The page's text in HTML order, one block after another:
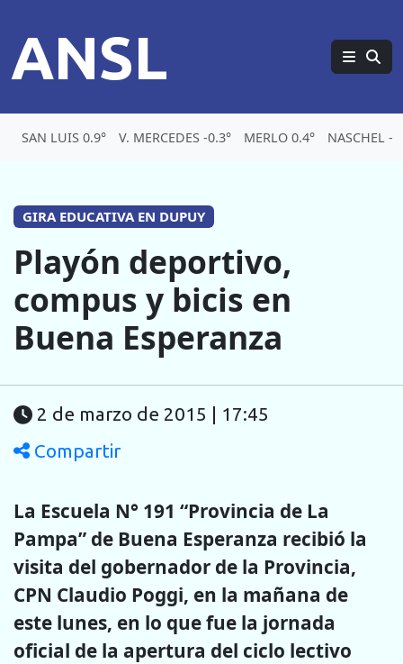
ANSL
SAN LUIS 0.9° V. MERCEDES -0.3° MERLO 0.4° NASCHEL -
GIRA EDUCATIVA EN DUPUY
Playón deportivo,
compus y bicis en
Buena Esperanza
2 de marzo de 2015 | 17:45
Compartir
La Escuela N° 191 “Provincia de La
Pampa” de Buena Esperanza recibió la
visita del gobernador de la Provincia,
CPN Claudio Poggi, en la mañana de
este lunes, en lo que fue la jornada
oficial de la apertura del ciclo lectivo